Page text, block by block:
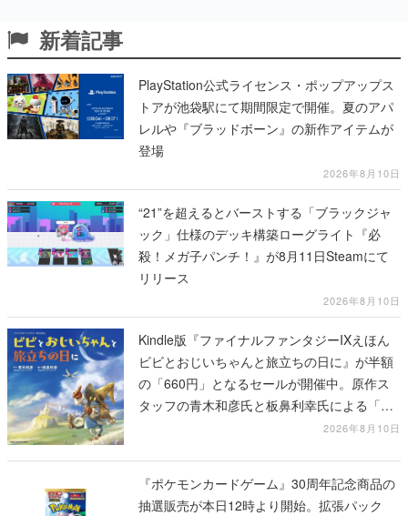
新着記事
PlayStation公式ライセンス・ポップアップス
トアが池袋駅にて期間限定で開催。夏のアパ
レルや『ブラッドボーン』の新作アイテムが
登場
2026年8月10日
“21”を超えるとバーストする「ブラックジャ
ック」仕様のデッキ構築ローグライト『必
殺！メガ子パンチ！』が8月11日Steamにて
リリース
2026年8月10日
Kindle版『ファイナルファンタジーIXえほん
ビビとおじいちゃんと旅立ちの日に』が半額
の「660円」となるセールが開催中。原作ス
タッフの青木和彦氏と板鼻利幸氏による「ビ
2026年8月10日
『ポケモンカードゲーム』30周年記念商品の
抽選販売が本日12時より開始。拡張パック